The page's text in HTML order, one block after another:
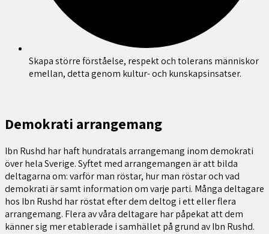
Skapa större förståelse, respekt och tolerans människor
emellan, detta genom kultur- och kunskapsinsatser.
Demokrati arrangemang
Ibn Rushd har haft hundratals arrangemang inom demokrati
över hela Sverige. Syftet med arrangemangen är att bilda
deltagarna om: varför man röstar, hur man röstar och vad
demokrati är samt information om varje parti. Många deltagare
hos Ibn Rushd har röstat efter dem deltog i ett eller flera
arrangemang. Flera av våra deltagare har påpekat att dem
känner sig mer etablerade i samhället på grund av Ibn Rushd.